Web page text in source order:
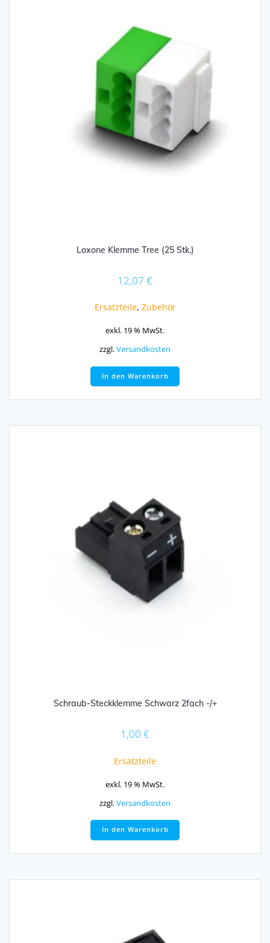
Loxone Klemme Tree (25 Stk.)
12,07 €
Ersatzteile, Zubehör
exkl. 19 % MwSt.
zzgl.Versandkosten
In den Warenkorb
Schraub-Steckklemme Schwarz 2fach -/+
1,00 €
Ersatzteile
exkl. 19 % MwSt.
zzgl.Versandkosten
In den Warenkorb